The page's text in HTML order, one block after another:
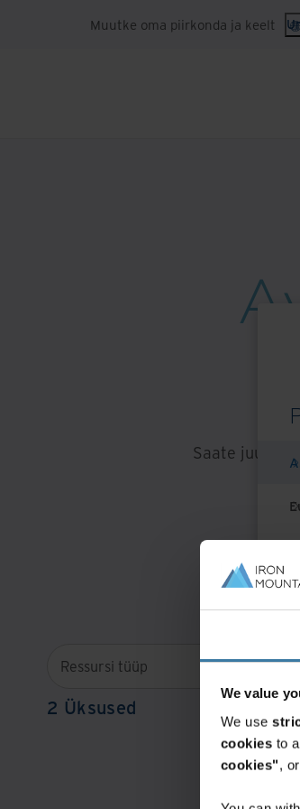
We value
We use
cookies to
cookies",
Muutke oma piirkonda ja keelt
Saate
Populaarsed
Ressursi tüüp
2 Üksused